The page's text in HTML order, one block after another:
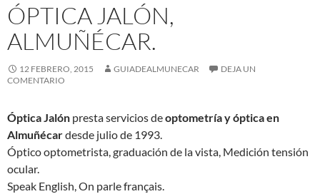
ÓPTICA JALÓN,
ALMUÑÉCAR.
12 FEBRERO, 2015 GUIADEALMUNECAR
DEJA UN
COMENTARIO
Óptica Jalón presta servicios deoptometría y óptica en
Almuñécardesde julio de 1993.
Óptico optometrista, graduación de la vista, Medición tensión
ocular.
Speak English, On parle français.